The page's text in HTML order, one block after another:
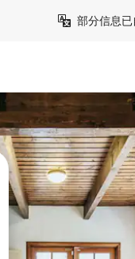
部分信息已